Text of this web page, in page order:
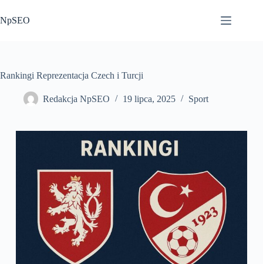
do
treści
NpSEO
Rankingi Reprezentacja Czech i Turcji
Redakcja NpSEO 19 lipca, 2025 Sport